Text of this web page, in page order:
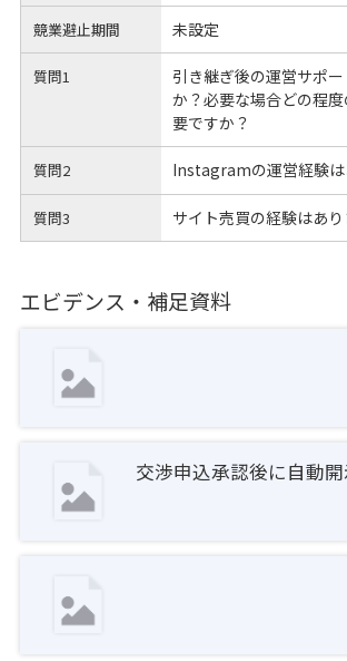
競業避止期間 未設定
質問1
引き継ぎ後の運営サポ
か？必要な場合どの程
要ですか？
質問2 Instagramの運営経験は
質問3 サイト売買の経験はあり
エビデンス・補足資料
交渉申込承認後に自動